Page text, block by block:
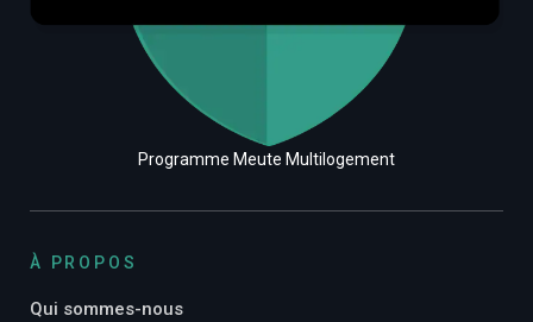
Programme Meute Multilogement
À PROPOS
Qui sommes-nous